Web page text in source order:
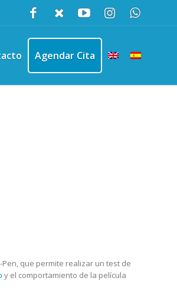
Agendar Cita
que permite realizar un test de
y el comportamiento de la película